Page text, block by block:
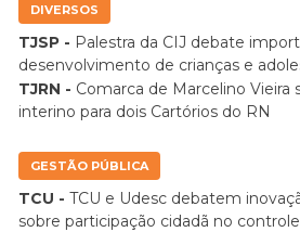
DIVERSOS
TJSP - Palestra da CIJ debate
desenvolvimento de crianças e
TJRN - Comarca de Marcelino Vieira
interino para dois Cartórios do RN
GESTÃO PÚBLICA
TCU - TCU e Udesc debatem
sobre participação cidadã no controle